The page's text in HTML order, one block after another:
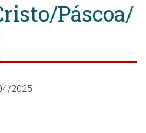
Páscoa/
2025